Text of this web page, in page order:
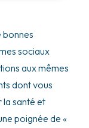
bonnes
sociaux
aux mêmes
dont vous
la santé et
poignée de «